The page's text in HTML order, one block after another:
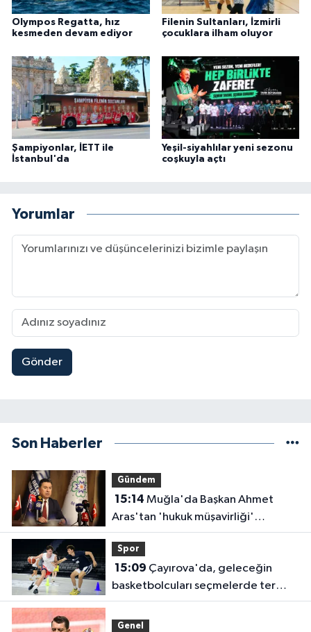
Olympos Regatta, hız
kesmeden devam ediyor
Filenin Sultanları, İzmirli
çocuklara ilham oluyor
Şampiyonlar, İETT ile
İstanbul'da
Yeşil-siyahlılar yeni sezonu
coşkuyla açtı
Yorumlar
Gönder
Son Haberler
Gündem
15:14
Aras'tan 'hukuk müşavirliği'
açıklaması
Spor
15:09
basketbolcuları seçmelerde ter
döktü
Genel